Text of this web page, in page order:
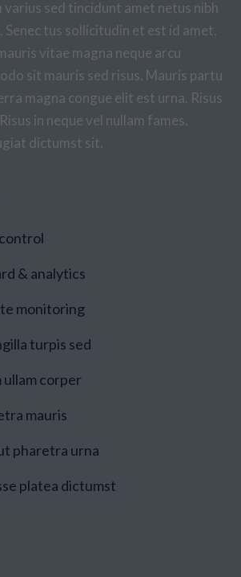
varius sed tincidunt amet netus nibh
Senec tus sollicitudin et est id amet.
vitae magna neque arcu
sit mauris sed risus. Mauris partu
magna congue elit est urna. Risus
in neque vel nullam fames.
dictumst sit.
& analytics
monitoring
turpis sed
corper
mauris
pharetra urna
platea dictumst